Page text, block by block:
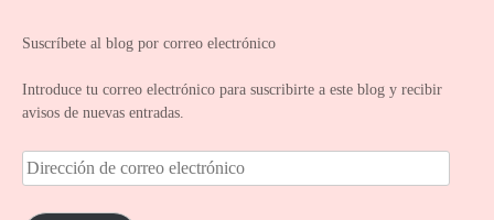
Suscríbete al blog por correo electrónico
Introduce tu correo electrónico para suscribirte a este blog y recibir
avisos de nuevas entradas.
D
i